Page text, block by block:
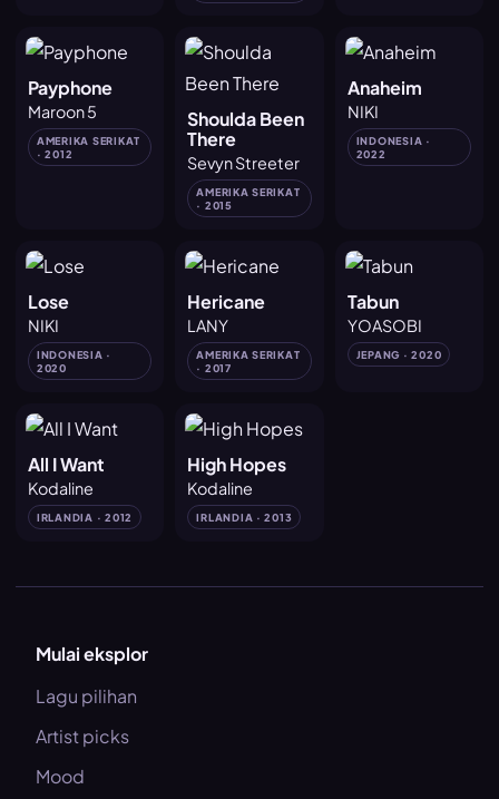
Payphone
Maroon 5
AMERIKA SERIKAT
· 2012
Shoulda Been
There
Sevyn Streeter
AMERIKA SERIKAT
· 2015
Anaheim
NIKI
INDONESIA ·
2022
Lose
NIKI
INDONESIA ·
2020
Hericane
LANY
AMERIKA SERIKAT
· 2017
Tabun
YOASOBI
JEPANG · 2020
All I Want
Kodaline
IRLANDIA · 2012
High Hopes
Kodaline
IRLANDIA · 2013
Mulai eksplor
Lagu pilihan
Artist picks
Mood